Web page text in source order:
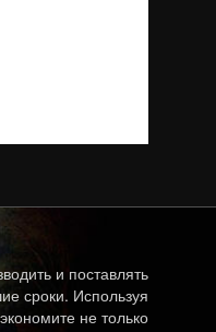
и поставлять
сроки. Используя
не только